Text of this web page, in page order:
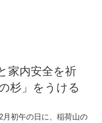
家内安全を祈
杉」をうける
月初午の日に、稲荷山の